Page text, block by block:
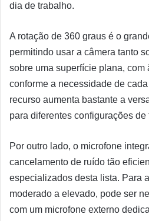
dia de trabalho.
A rotação de 360 graus é o
permitindo usar a câmera tanto
sobre uma superfície plana, com
conforme a necessidade de
recurso aumenta bastante a
para diferentes configurações de
Por outro lado, o microfone
cancelamento de ruído tão
especializados desta lista. Para
moderado a elevado, pode ser
com um microfone externo